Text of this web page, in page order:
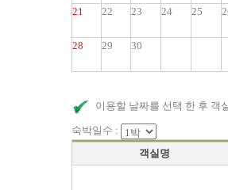
21 22 23 24 25
28 29 30
이용할 날짜를 선택 한 후 객
숙박일수 :
객실명